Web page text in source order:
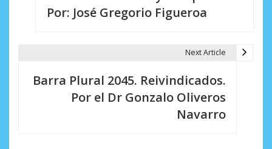
Por: José Gregorio Figueroa
Next Article
Barra Plural 2045. Reivindicados.
Por el Dr Gonzalo Oliveros
Navarro